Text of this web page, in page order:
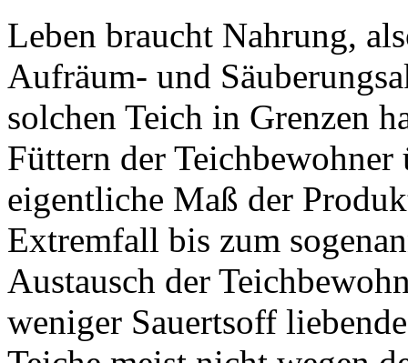
Leben braucht Nahrung,
Aufräum- und
solchen Teich in Grenzen
Füttern der Teichbewohner
eigentliche Maß der
Extremfall bis zum
Austausch der
weniger Sauertsoff